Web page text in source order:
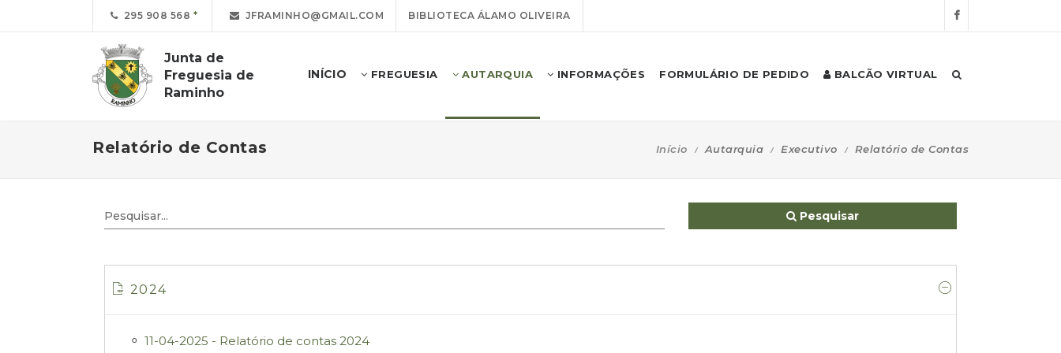
295 908 568 JFRAMINHO@GMAIL.COM BIBLIOTECA ÁLAMO OLIVEIRA
Junta de
Freguesia de
Raminho
INÍCIO FREGUESIA AUTARQUIA INFORMAÇÕES FORMULÁRIO DE PEDIDO BALCÃO VIRTUAL
Relatório de Contas Início Autarquia Executivo Relatório de Contas
Pesquisar
2024
11-04-2025 - Relatório de contas 2024